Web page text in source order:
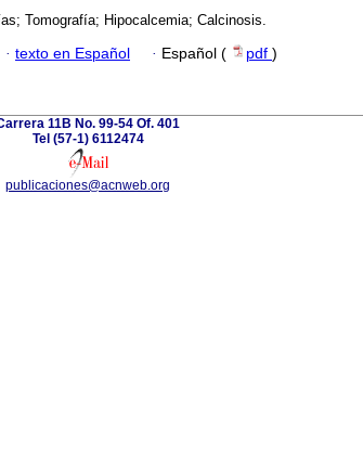
Tomografía; Hipocalcemia; Calcinosis.
· texto en Español · Español ( pdf )
11B No. 99-54 Of. 401
Tel (57-1) 6112474
publicaciones@acnweb.org